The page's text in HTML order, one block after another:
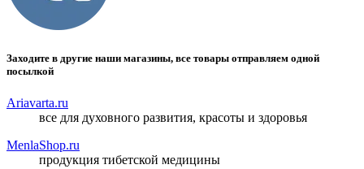
Заходите в другие наши магазины, все товары отправляем одной
посылкой
Ariavarta.ru
все для духовного развития, красоты и здоровья
MenlaShop.ru
продукция тибетской медицины